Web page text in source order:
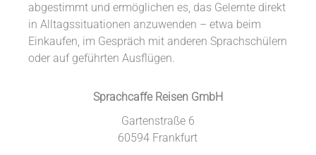
abgestimmt und ermöglichen es, das Gelernte direkt
in Alltagssituationen anzuwenden – etwa beim
Einkaufen, im Gespräch mit anderen Sprachschülern
oder auf geführten Ausflügen.
Sprachcaffe Reisen GmbH
Gartenstraße 6
60594 Frankfurt